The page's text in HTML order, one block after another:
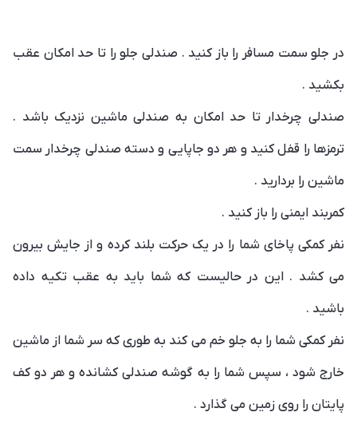
در جلو سمت مسافر را باز کنید . صندلی جلو را تا حد امکان عقب
بکشید .
صندلی چرخدار تا حد امکان به صندلی ماشین نزدیک باشد .
ترمزها را قفل کنید و هر دو جاپایی و دسته صندلی چرخدار سمت
ماشین را بردارید .
کمربند ایمنی را باز کنید .
نفر کمکی پاخای شما را در یک حرکت بلند کرده و از جایش بیرون
می کشد . این در حالیست که شما باید به عقب تکیه داده
باشید .
نفر کمکی شما را به جلو خم می کند به طوری که سر شما از ماشین
خارج شود ، سپس شما را به گوشه صندلی کشانده و هر دو کف
پایتان را روی زمین می گذارد .